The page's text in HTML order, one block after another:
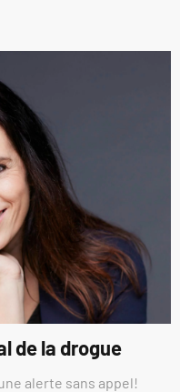
de la drogue
alerte sans appel!